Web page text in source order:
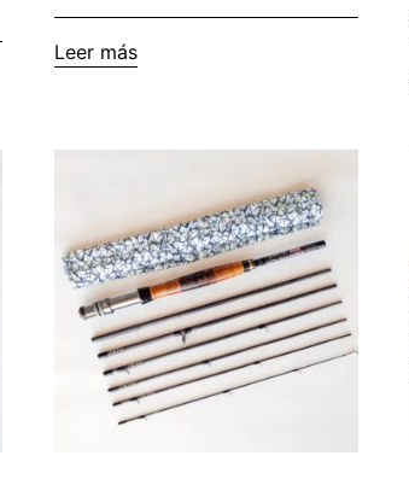
Leer más